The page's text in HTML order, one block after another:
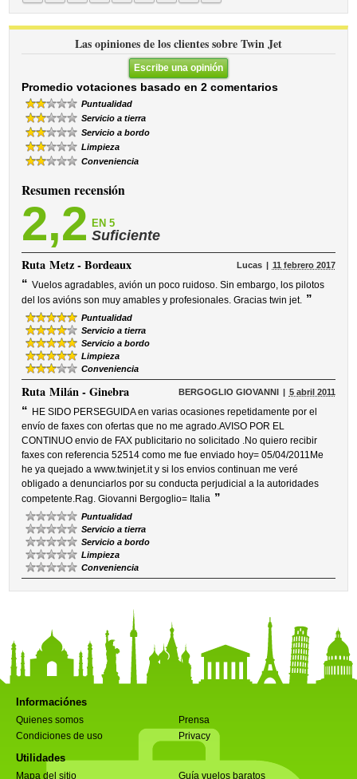
Las opiniones de los clientes sobre Twin Jet
Escribe una opinión
Promedio votaciones basado en 2 comentarios
Puntualidad
Servicio a tierra
Servicio a bordo
Limpieza
Conveniencia
Resumen recensión
2,2 EN 5
Suficiente
RutaMetz - Bordeaux Lucas 11 febrero 2017
“ Vuelos agradables, avión un poco ruidoso. Sin embargo, los pilotos
del los avións son muy amables y profesionales. Gracias twin jet. ”
Puntualidad
Servicio a tierra
Servicio a bordo
Limpieza
Conveniencia
RutaMilán - Ginebra BERGOGLIO GIOVANNI 5 abril 2011
“ HE SIDO PERSEGUIDA en varias ocasiones repetidamente por el
envío de faxes con ofertas que no me agrado.AVISO POR EL
CONTINUO envio de FAX publicitario no solicitado .No quiero recibir
faxes con referencia 52514 como me fue enviado hoy= 05/04/2011Me
he ya quejado a www.twinjet.it y si los envios continuan me veré
obligado a denunciarlos por su conducta perjudicial a la autoridades
competente.Rag. Giovanni Bergoglio= Italia ”
Puntualidad
Servicio a tierra
Servicio a bordo
Limpieza
Conveniencia
Informaciónes
Quienes somos
Prensa
Condiciones de uso
Privacy
Utilidades
Mapa del sitio Guía vuelos baratos